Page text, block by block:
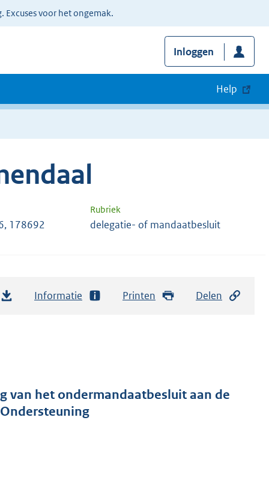
voor het ongemak.
Inloggen
Help
Rubriek
178692 delegatie- of mandaatbesluit
Informatie Printen Delen
van het ondermandaatbesluit aan de